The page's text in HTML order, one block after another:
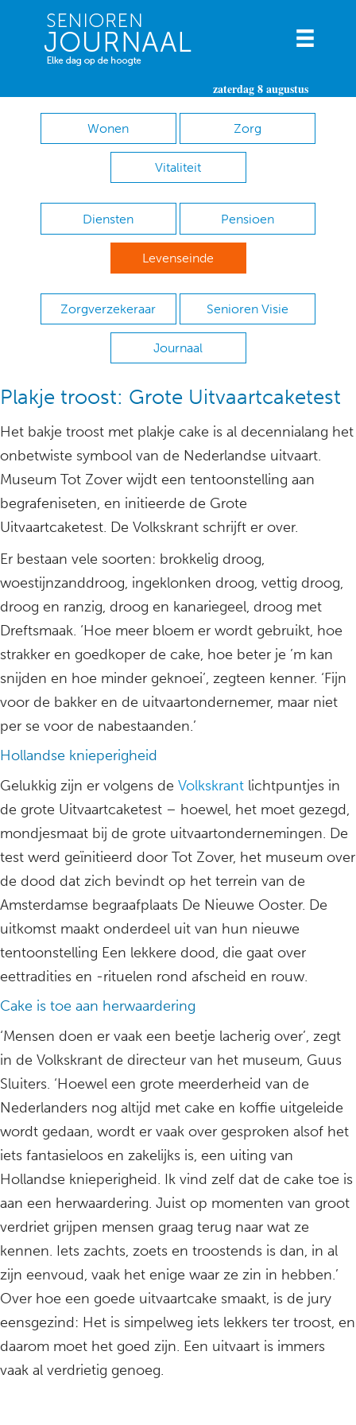
zaterdag 8 augustus
Wonen Zorg
Vitaliteit
Diensten Pensioen
Levenseinde
Zorgverzekeraar Senioren Visie
Journaal
Plakje troost: Grote Uitvaartcaketest
Het bakje troost met plakje cake is al decennialang het
onbetwiste symbool van de Nederlandse uitvaart.
Museum Tot Zover wijdt een tentoonstelling aan
begrafeniseten, en initieerde de Grote
Uitvaartcaketest. De Volkskrant schrijft er over.
Er bestaan vele soorten: brokkelig droog,
woestijnzanddroog, ingeklonken droog, vettig droog,
droog en ranzig, droog en kanariegeel, droog met
Dreftsmaak. ‘Hoe meer bloem er wordt gebruikt, hoe
strakker en goedkoper de cake, hoe beter je ’m kan
snijden en hoe minder geknoei’, zegteen kenner. ‘Fijn
voor de bakker en de uitvaartondernemer, maar niet
per se voor de nabestaanden.’
Hollandse knieperigheid
Gelukkig zijn er volgens de Volkskrant lichtpuntjes in
de grote Uitvaartcaketest – hoewel, het moet gezegd,
mondjesmaat bij de grote uitvaartondernemingen. De
test werd geïnitieerd door Tot Zover, het museum over
de dood dat zich bevindt op het terrein van de
Amsterdamse begraafplaats De Nieuwe Ooster. De
uitkomst maakt onderdeel uit van hun nieuwe
tentoonstelling Een lekkere dood, die gaat over
eettradities en -rituelen rond afscheid en rouw.
Cake is toe aan herwaardering
‘Mensen doen er vaak een beetje lacherig over’, zegt
in de Volkskrant de directeur van het museum, Guus
Sluiters. ‘Hoewel een grote meerderheid van de
Nederlanders nog altijd met cake en koffie uitgeleide
wordt gedaan, wordt er vaak over gesproken alsof het
iets fantasieloos en zakelijks is, een uiting van
Hollandse knieperigheid. Ik vind zelf dat de cake toe is
aan een herwaardering. Juist op momenten van groot
verdriet grijpen mensen graag terug naar wat ze
kennen. Iets zachts, zoets en troostends is dan, in al
zijn eenvoud, vaak het enige waar ze zin in hebben.’
Over hoe een goede uitvaartcake smaakt, is de jury
eensgezind: Het is simpelweg iets lekkers ter troost, en
daarom moet het goed zijn. Een uitvaart is immers
vaak al verdrietig genoeg.